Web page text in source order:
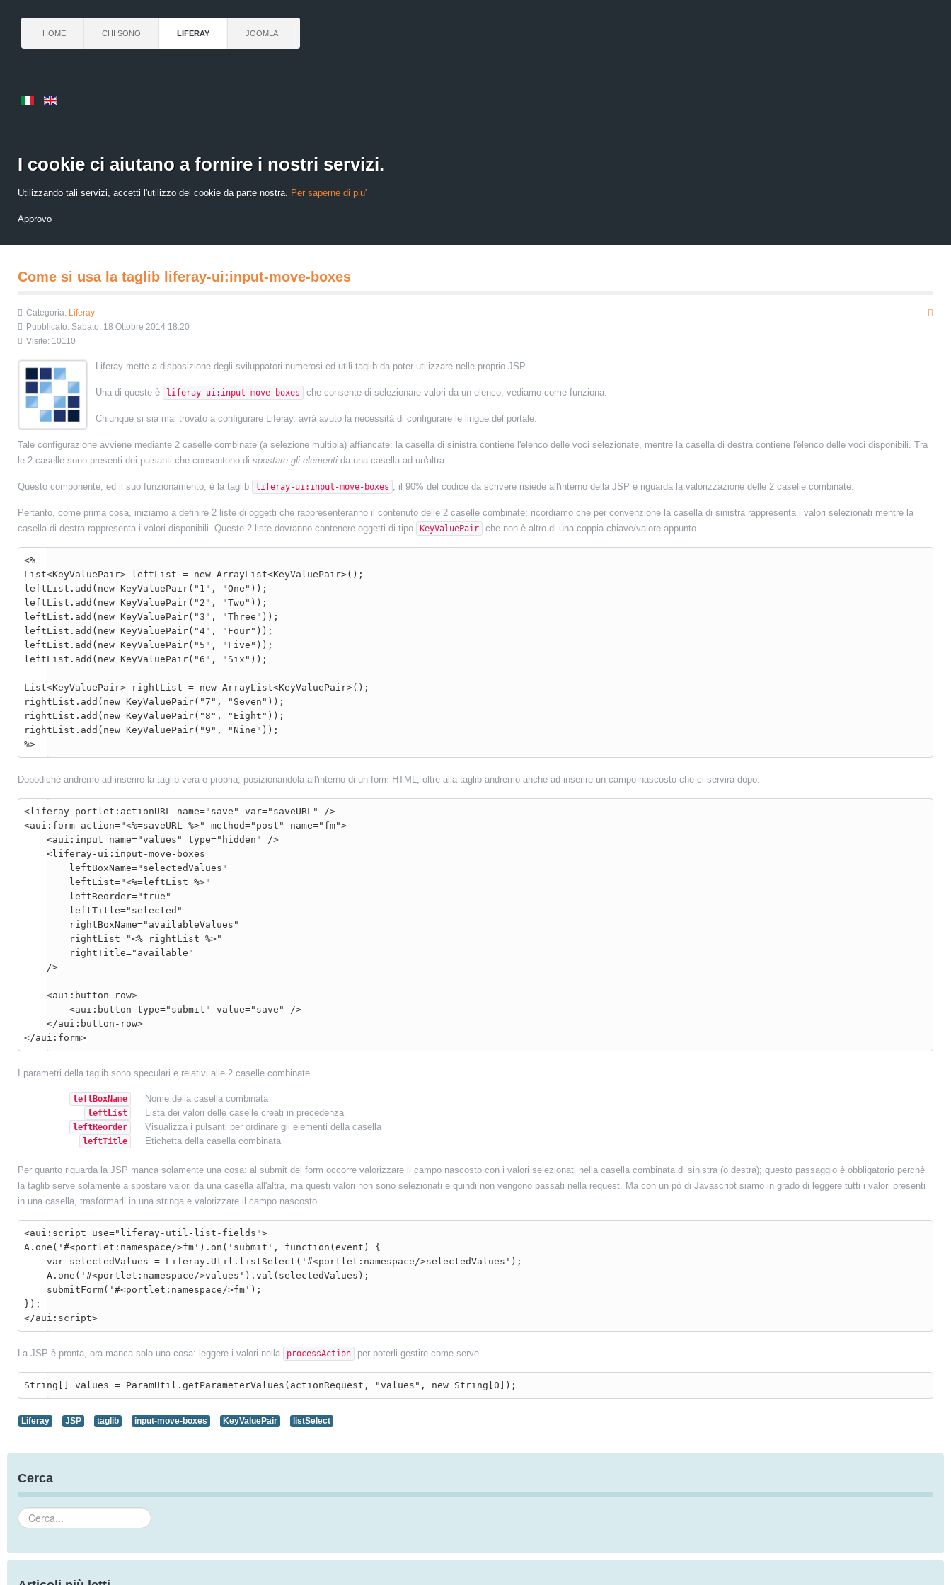
HOME CHI SONO LIFERAY JOOMLA
I cookie ci aiutano a fornire i nostri servizi.
Utilizzando tali servizi, accetti l'utilizzo dei cookie da parte nostra. Per saperne di piu'
Approvo
Come si usa la taglib liferay-ui:input-move-boxes
Categoria: Liferay
Pubblicato: Sabato, 18 Ottobre 2014 18:20
Visite: 10110
Liferay mette a disposizione degli sviluppatori numerosi ed utili taglib da poter utilizzare nelle proprio JSP.
Una di queste è liferay-ui:input-move-boxes che consente di selezionare valori da un elenco; vediamo come funziona.
Chiunque si sia mai trovato a configurare Liferay, avrà avuto la necessità di configurare le lingue del portale.
Tale configurazione avviene mediante 2 caselle combinate (a selezione multipla) affiancate: la casella di sinistra contiene l'elenco delle voci selezionate, mentre la casella di destra contiene l'elenco delle voci disponibili. Tra
le 2 caselle sono presenti dei pulsanti che consentono di spostare gli elementi da una casella ad un'altra.
Questo componente, ed il suo funzionamento, è la taglib liferay-ui:input-move-boxes ; il 90% del codice da scrivere risiede all'interno della JSP e riguarda la valorizzazione delle 2 caselle combinate.
Pertanto, come prima cosa, iniziamo a definire 2 liste di oggetti che rappresenteranno il contenuto delle 2 caselle combinate; ricordiamo che per convenzione la casella di sinistra rappresenta i valori selezionati mentre la
casella di destra rappresenta i valori disponibili. Queste 2 liste dovranno contenere oggetti di tipo
KeyValuePair che non è altro di una coppia chiave/valore appunto.
<%
List<KeyValuePair> leftList = new ArrayList<KeyValuePair>();
leftList.add(new KeyValuePair("1", "One"));
leftList.add(new KeyValuePair("2", "Two"));
leftList.add(new KeyValuePair("3", "Three"));
leftList.add(new KeyValuePair("4", "Four"));
leftList.add(new KeyValuePair("5", "Five"));
leftList.add(new KeyValuePair("6", "Six"));
List<KeyValuePair> rightList = new ArrayList<KeyValuePair>();
rightList.add(new KeyValuePair("7", "Seven"));
rightList.add(new KeyValuePair("8", "Eight"));
rightList.add(new KeyValuePair("9", "Nine"));
%>
Dopodichè andremo ad inserire la taglib vera e propria, posizionandola all'interno di un form HTML; oltre alla taglib andremo anche ad inserire un campo nascosto che ci servirà dopo.
<liferay-portlet:actionURL name="save" var="saveURL" />
<aui:form action="<%=saveURL %>" method="post" name="fm">
</aui:form>
I parametri della taglib sono speculari e relativi alle 2 caselle combinate.
leftBoxName Nome della casella combinata
leftList Lista dei valori delle caselle creati in precedenza
leftReorder Visualizza i pulsanti per ordinare gli elementi della casella
leftTitle Etichetta della casella combinata
Per quanto riguarda la JSP manca solamente una cosa: al submit del form occorre valorizzare il campo nascosto con i valori selezionati nella casella combinata di sinistra (o destra); questo passaggio è obbligatorio perchè
la taglib serve solamente a spostare valori da una casella all'altra, ma questi valori non sono selezionati e quindi non vengono passati nella request. Ma con un pò di Javascript siamo in grado di leggere tutti i valori presenti
in una casella, trasformarli in una stringa e valorizzare il campo nascosto.
<aui:script use="liferay-util-list-fields">
A.one('#<portlet:namespace/>fm').on('submit', function(event) {
});
</aui:script>
La JSP è pronta, ora manca solo una cosa: leggere i valori nella processAction per poterli gestire come serve.
String[] values = ParamUtil.getParameterValues(actionRequest, "values", new String[0]);
Liferay JSP taglib input-move-boxes KeyValuePair listSelect
Cerca
Cerca...